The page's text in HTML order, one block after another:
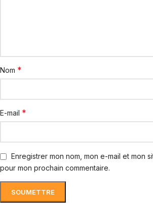
Nom *
E-mail *
Enregistrer mon nom, mon e-mail et mon
pour mon prochain commentaire.